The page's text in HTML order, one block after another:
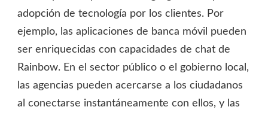
adopción de tecnología por los clientes. Por
ejemplo, las aplicaciones de banca móvil pueden
ser enriquecidas con capacidades de chat de
Rainbow. En el sector público o el gobierno local,
las agencias pueden acercarse a los ciudadanos
al conectarse instantáneamente con ellos, y las